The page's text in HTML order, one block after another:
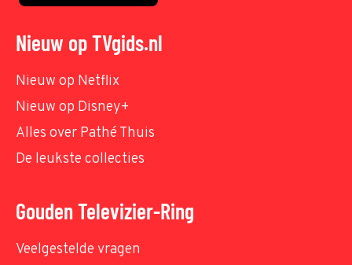
Nieuw op TVgids.nl
Nieuw op Netflix
Nieuw op Disney+
Alles over Pathé Thuis
De leukste collecties
Gouden Televizier-Ring
Veelgestelde vragen